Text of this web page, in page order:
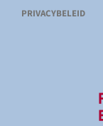
PRIVACYBELEID